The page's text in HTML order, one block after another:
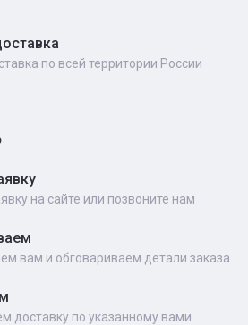
по всей территории России
на сайте или позвоните нам
вам и обговариваем детали заказа
доставку по указанному вами